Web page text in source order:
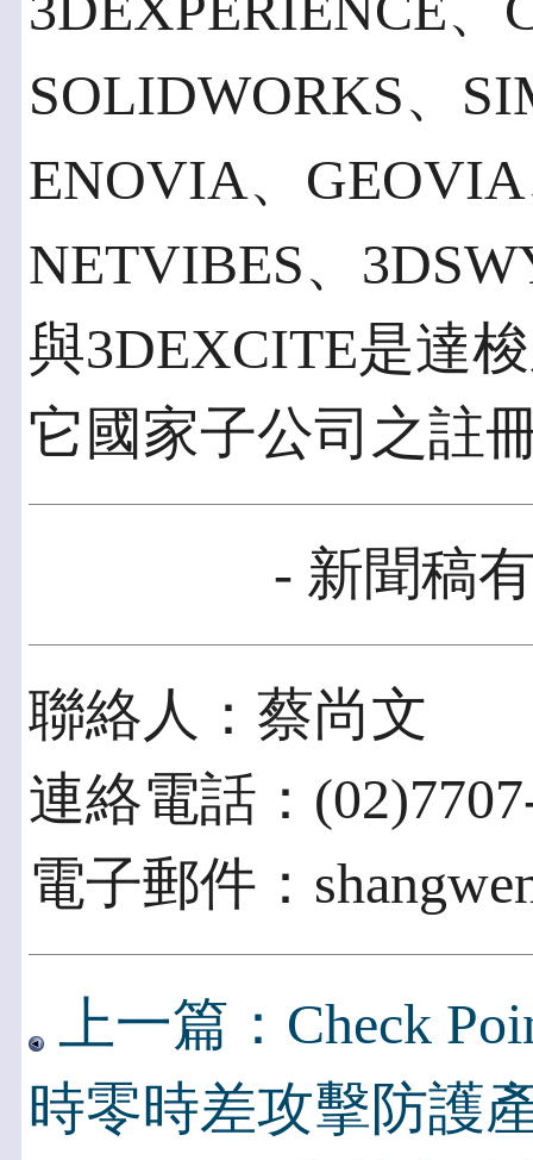
SOLIDWORKS、
ENOVIA、
NETVIBES、
與3DEXCITE是達
它國家子公司之註
- 新聞稿
聯絡人：蔡尚文
連絡電話：
電子郵件：
上一篇：Check
時零時差攻擊防護